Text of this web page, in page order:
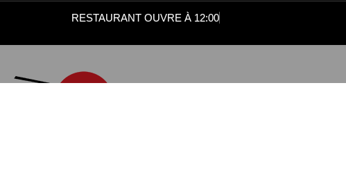
RESTAURANT OUVRE À 12:00